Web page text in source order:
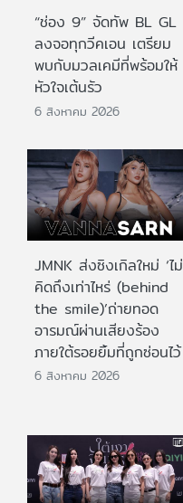
“ช่อง 9” จัดทัพ BL GL
ลงจอทุกวีคเอน เตรียม
พบกับมวลเคมีที่พร้อมให้
หัวใจเต้นรัว
6 สิงหาคม 2026
JMNK ส่งซิงเกิลใหม่ ‘ไม่
คิดถึงเท่าไหร่ (behind
the smile)’ถ่ายทอด
อารมณ์ผ่านเสียงร้อง
ภายใต้รอยยิ้มที่ถูกซ่อนไว้
6 สิงหาคม 2026